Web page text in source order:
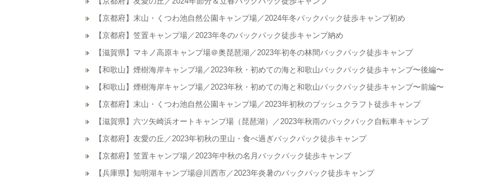
【京都府】末山・くつわ池自然公園キャンプ場／2024年冬バックパック徒歩キャンプ初め
【京都府】笠置キャンプ場／2023年冬のバックパック徒歩キャンプ納め
【滋賀県】マキノ高原キャンプ場＠奥琵琶湖／2023年初冬の林間バックパック徒歩キャンプ
【和歌山】煙樹海岸キャンプ場／2023年秋・初めての海と和歌山バックパック徒歩キャンプ〜後編〜
【和歌山】煙樹海岸キャンプ場／2023年秋・初めての海と和歌山バックパック徒歩キャンプ〜前編〜
【京都府】末山・くつわ池自然公園キャンプ場／2023年初秋のブッシュクラフト徒歩キャンプ
【滋賀県】六ツ矢崎浜オートキャンプ場（琵琶湖）／2023年秋雨のバックパック自転車キャンプ
【京都府】友愛の丘／2023年初秋の里山・食べ過ぎバックパック徒歩キャンプ
【京都府】笠置キャンプ場／2023年中秋の名月バックパック徒歩キャンプ
【兵庫県】知明湖キャンプ場@川西市／2023年炎暑のバックパック徒歩キャンプ